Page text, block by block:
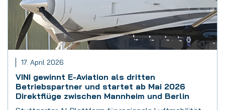
17. April 2026
VINI gewinnt E-Aviation als dritten
Betriebspartner und startet ab Mai 2026
Direktflüge zwischen Mannheim und Berlin